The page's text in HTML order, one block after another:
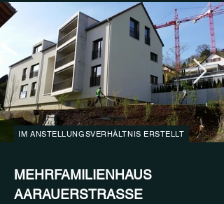
IM ANSTELLUNGSVERHÄLTNIS ERSTELLT
MEHRFAMILIENHAUS
AARAUERSTRASSE